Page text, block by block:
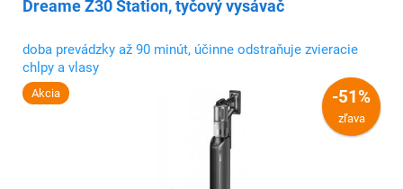
Dreame Z30 Station, tyčový vysávač
doba prevádzky až 90 minút, účinne odstraňuje zvieracie
chlpy a vlasy
Akcia -51%
zľava